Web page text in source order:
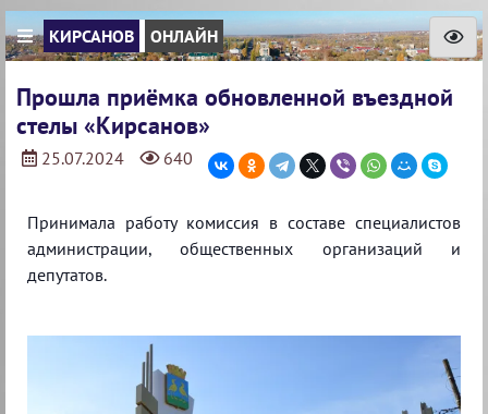
КИРСАНОВ ОНЛАЙН
Прошла приёмка обновленной въездной
стелы «Кирсанов»
25.07.2024 640
Принимала работу комиссия в составе специалистов
администрации, общественных организаций и
депутатов.